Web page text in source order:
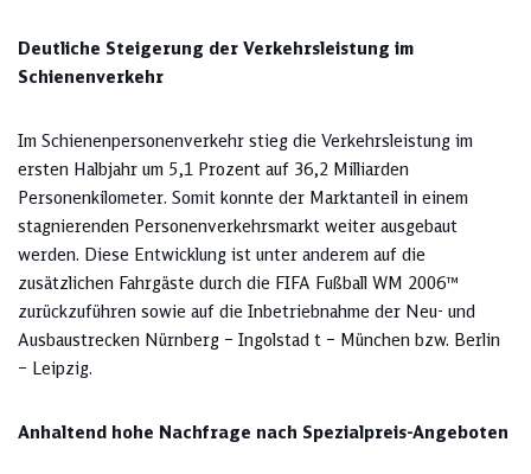
Deutliche Steigerung der Verkehrsleistung im
Schienenverkehr
Im Schienenpersonenverkehr stieg die Verkehrsleistung im
ersten Halbjahr um 5,1 Prozent auf 36,2 Milliarden
Personenkilometer. Somit konnte der Marktanteil in einem
stagnierenden Personenverkehrsmarkt weiter ausgebaut
werden. Diese Entwicklung ist unter anderem auf die
zusätzlichen Fahrgäste durch die FIFA Fußball WM 2006™
zurückzuführen sowie auf die Inbetriebnahme der Neu- und
Ausbaustrecken Nürnberg – Ingolstad t – München bzw. Berlin
– Leipzig.
Anhaltend hohe Nachfrage nach Spezialpreis-Angeboten